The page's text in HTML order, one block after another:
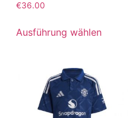
Bewertet
mit
von 5
€36.00
Ausführung wählen